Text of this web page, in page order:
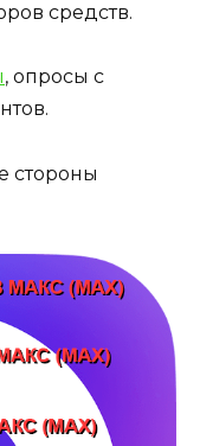
средств.
, опросы с
стороны